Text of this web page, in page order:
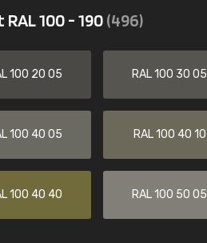
100 - 190(496)
100 20 05 RAL 100 30 05
100 40 05 RAL 100 40 10
100 40 40 RAL 100 50 05